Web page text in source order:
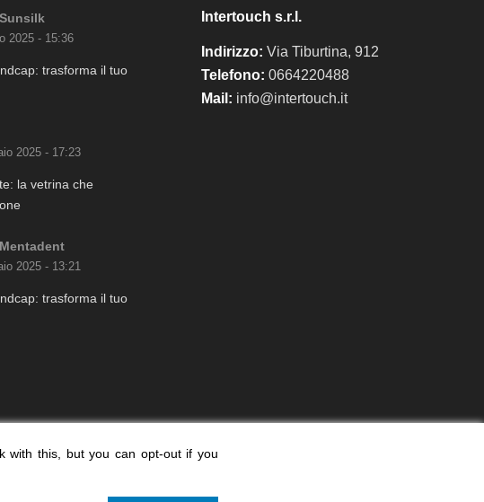
2025 - 15:36
trasforma il tuo
2025 - 17:23
la vetrina che
2025 - 13:21
trasforma il tuo
Intertouch s.r.l.
Indirizzo: Via Tiburtina, 912
Telefono: 0664220488
Mail: info@intertouch.it
with this, but you can opt-out if you